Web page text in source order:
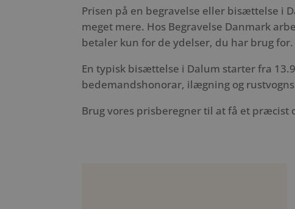
Prisen på en begravelse eller bisættelse i
meget mere. Hos Begravelse Danmark
betaler kun for de ydelser, du har brug for.
En typisk bisættelse i Dalum starter fra
bedemandshonorar, ilægning og
Brug vores prisberegner til at få et præcist